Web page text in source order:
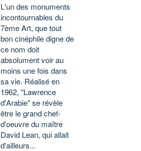
L'un des monuments
incontournables du
7ème Art, que tout
bon cinéphile digne de
ce nom doit
absolument voir au
moins une fois dans
sa vie. Réalisé en
1962, "Lawrence
d'Arabie" se révèle
être le grand chef-
d'oeuvre du maître
David Lean, qui allait
d'ailleurs...